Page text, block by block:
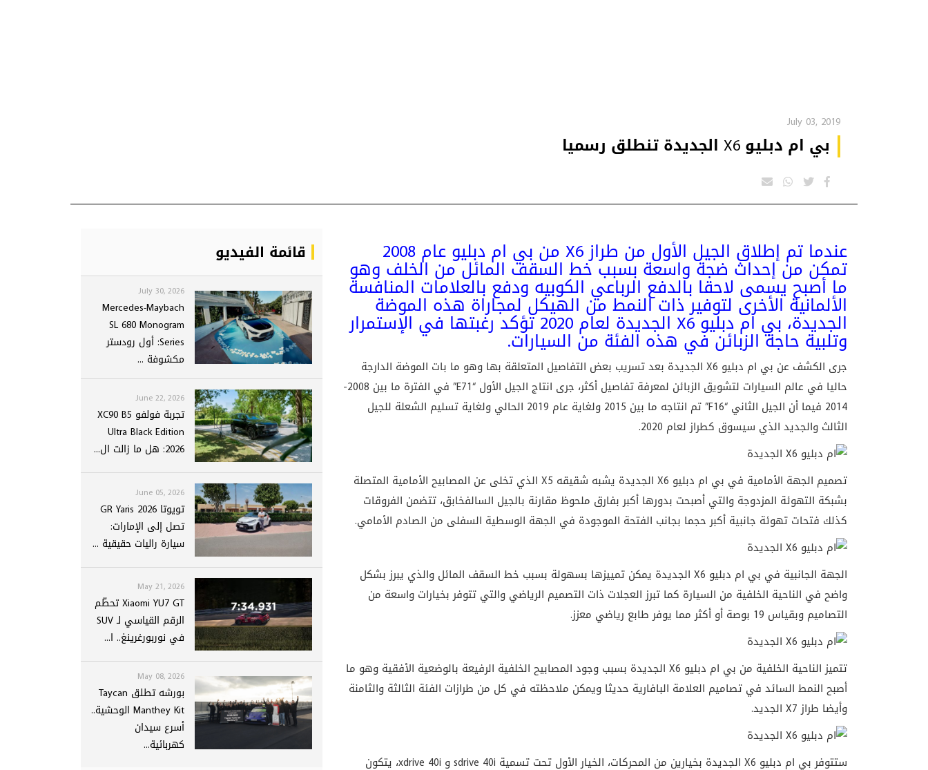
July 03, 2019
بي ام دبليو X6 الجديدة تنطلق رسميا
عندما تم إطلاق الجيل الأول من طرازX6من بي ام دبليو عام 2008
تمكن من إحداث ضجة واسعة بسبب خط السقف المائل من الخلف وهو
ما أصبح يسمى لاحقا بالدفع الرباعي الكوبيه ودفع بالعلامات المنافسة
الألمانية الأخرى لتوفير ذات النمط من الهيكل لمجاراة هذه الموضة
الجديدة، بي ام دبليو X6 الجديدة لعام 2020 تؤكد رغبتها في الإستمرار
وتلبية حاجة الزبائن في هذه الفئة من السيارات.
جرى الكشف عن بي ام دبليو X6 الجديدة بعد تسريب بعض التفاصيل المتعلقة بها وهو ما بات الموضة الدارجة
حاليا في عالم السيارات لتشويق الزبائن لمعرفة تفاصيل أكثر، جرى انتاج الجيل الأول “E71” في الفترة ما بين 2008-
2014 فيما أن الجيل الثاني “F16” تم انتاجه ما بين 2015 ولغاية عام 2019 الحالي ولغاية تسليم الشعلة للجيل
الثالث والجديد الذي سيسوق كطراز لعام 2020.
تصميم الجهة الأمامية في بي ام دبليو X6 الجديدة يشبه شقيقه X5 الذي تخلى عن المصابيح الأمامية المتصلة
بشبكة التهوئة المزدوجة والتي أصبحت بدورها أكبر بفارق ملحوظ مقارنة بالجيل السالفخابق، تتضمن الفروقات
كذلك فتحات تهوئة جانبية أكبر حجما بجانب الفتحة الموجودة في الجهة الوسطية السفلى من الصادم الأمامي.
الجهة الجانبية في بي ام دبليو X6 الجديدة يمكن تمييزها بسهولة بسبب خط السقف المائل والذي يبرز بشكل
واضح في الناحية الخلفية من السيارة كما تبرز العجلات ذات التصميم الرياضي والتي تتوفر بخيارات واسعة من
التصاميم وبقياس 19 بوصة أو أكثر مما يوفر طابع رياضي معزز.
تتميز الناحية الخلفية من بي ام دبليو X6 الجديدة بسبب وجود المصابيح الخلفية الرفيعة بالوضعية الأفقية وهو ما
أصبح النمط السائد في تصاميم العلامة البافارية حديثا ويمكن ملاحظته في كل من طرازات الفئة الثالثة والثامنة
وأيضا طراز X7 الجديد.
ستتوفر بي ام دبليو X6 الجديدة بخيارين من المحركات، الخيار الأول تحت تسمية sdrive 40i و xdrive 40i، يتكون
قائمة الفيديو
July 30, 2026
Mercedes-Maybach
SL 680 Monogram
Series: أول رودستر
مكشوفة ...
June 22, 2026
تجربة فولفو XC90 B5
Ultra Black Edition
2026: هل ما زالت ال...
June 05, 2026
تويوتا GR Yaris 2026
تصل إلى الإمارات:
سيارة راليات حقيقية ...
May 21, 2026
Xiaomi YU7 GT تحطّم
الرقم القياسي لـ SUV
في نوربورغرينغ.. ا...
May 08, 2026
بورشه تطلق Taycan
Manthey Kit الوحشية..
أسرع سيدان
كهربائية...